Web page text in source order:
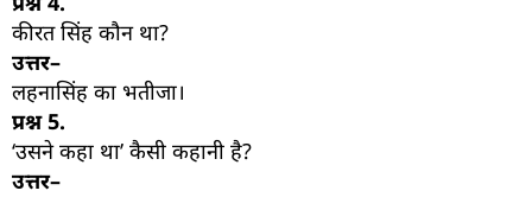
कीरत सिंह कौन था?
उत्तर–
लहनासिंह का भतीजा।
प्रश्न5.
‘उसने कहा था’ कैसी कहानी है?
उत्तर–